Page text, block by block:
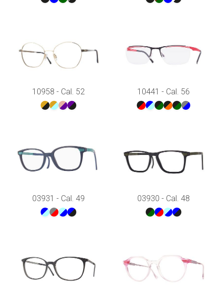
10958 - Cal. 52 10441 - Cal. 56
03931 - Cal. 49 03930 - Cal. 48